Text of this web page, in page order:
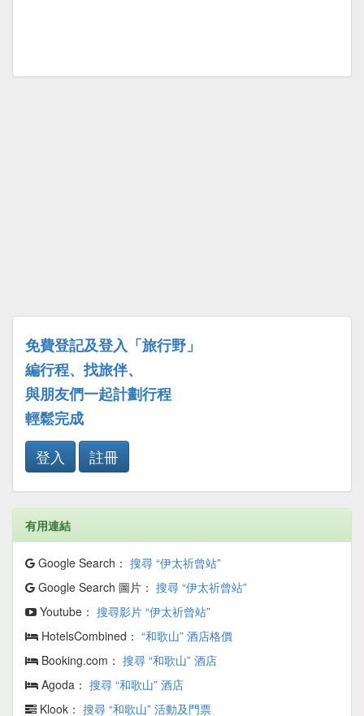
免費登記及登入「旅行野」
編行程、找旅伴、
與朋友們一起計劃行程
輕鬆完成
登入
註冊
有用連結
Google Search： 搜尋 “伊太祈曾站”
Google Search 圖片： 搜尋 “伊太祈曾站”
Youtube： 搜尋影片 “伊太祈曾站”
HotelsCombined： “和歌山” 酒店格價
Booking.com： 搜尋 “和歌山” 酒店
Agoda： 搜尋 “和歌山” 酒店
Klook： 搜尋 “和歌山” 活動及門票